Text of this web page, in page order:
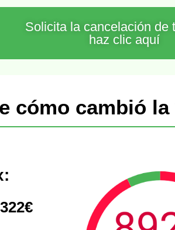
Solicita la cancelación de
haz clic aquí
cómo cambió